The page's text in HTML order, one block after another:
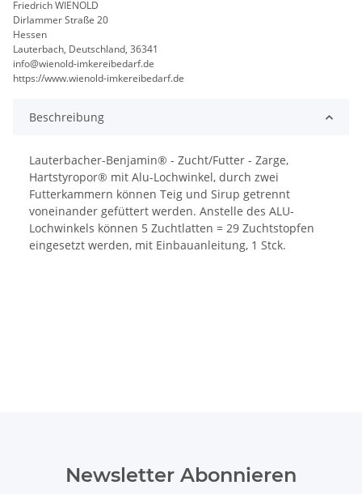
Friedrich WIENOLD
Dirlammer Straße 20
Hessen
Lauterbach, Deutschland, 36341
info@wienold-imkereibedarf.de
https://www.wienold-imkereibedarf.de
Beschreibung
Lauterbacher-Benjamin® - Zucht/Futter - Zarge,
Hartstyropor® mit Alu-Lochwinkel, durch zwei
Futterkammern können Teig und Sirup getrennt
voneinander gefüttert werden. Anstelle des ALU-
Lochwinkels können 5 Zuchtlatten = 29 Zuchtstopfen
eingesetzt werden, mit Einbauanleitung, 1 Stck.
Newsletter Abonnieren